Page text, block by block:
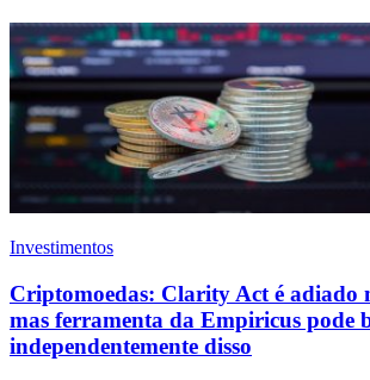
Investimentos
Criptomoedas: Clarity Act é adiado
mas ferramenta da Empiricus pode
independentemente disso